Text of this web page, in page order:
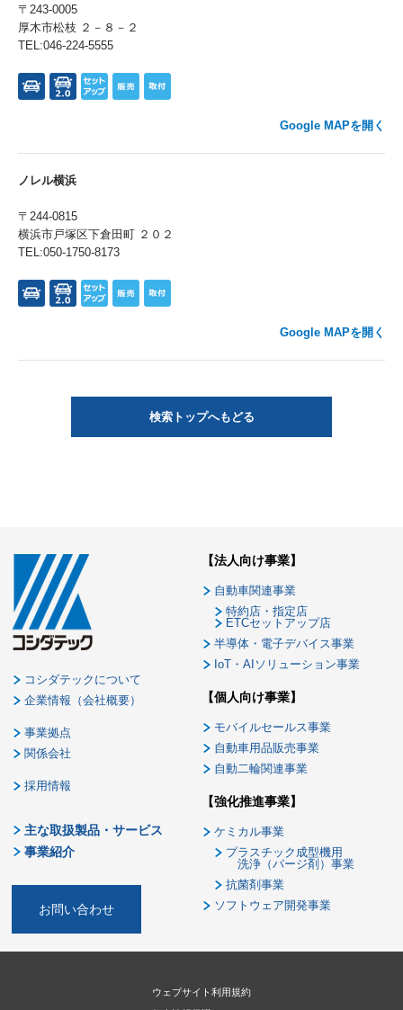
〒243-0005
厚木市松枝 ２－８－２
TEL:046-224-5555
Google MAPを開く
ノレル横浜
〒244-0815
横浜市戸塚区下倉田町 ２０２
TEL:050-1750-8173
Google MAPを開く
検索トップへもどる
コシダテックについて
企業情報（会社概要）
事業拠点
関係会社
採用情報
主な取扱製品・サービス
事業紹介
お問い合わせ
【法人向け事業】
自動車関連事業
特約店・指定店
ETCセットアップ店
半導体・電子デバイス事業
IoT・AIソリューション事業
【個人向け事業】
モバイルセールス事業
自動車用品販売事業
自動二輪関連事業
【強化推進事業】
ケミカル事業
プラスチック成型機用
洗浄（パージ剤）事業
抗菌剤事業
ソフトウェア開発事業
ウェブサイト利用規約